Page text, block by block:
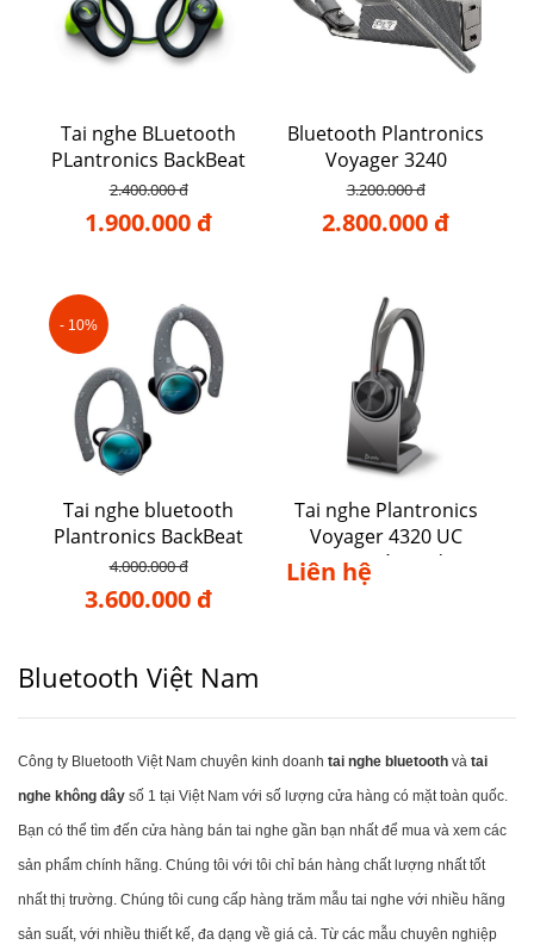
Tai nghe BLuetooth
PLantronics BackBeat
Fit
2.400.000 đ
1.900.000 đ
Bluetooth Plantronics
Voyager 3240
3.200.000 đ
2.800.000 đ
- 10%
Tai nghe bluetooth
Plantronics BackBeat
FIT 3100
4.000.000 đ
3.600.000 đ
Tai nghe Plantronics
Voyager 4320 UC
USB-A/C Kèm Đế Sạc
Liên hệ
Bluetooth Việt Nam
Công ty Bluetooth Việt Nam chuyên kinh doanh tai nghe bluetooth và tai
nghe không dây số 1 tại Việt Nam với số lượng cửa hàng có mặt toàn quốc.
Bạn có thể tìm đến cửa hàng bán tai nghe gần bạn nhất để mua và xem các
sản phẩm chính hãng. Chúng tôi với tôi chỉ bán hàng chất lượng nhất tốt
nhất thị trường. Chúng tôi cung cấp hàng trăm mẫu tai nghe với nhiều hãng
sản suất, với nhiều thiết kế, đa dạng về giá cả. Từ các mẫu chuyên nghiệp